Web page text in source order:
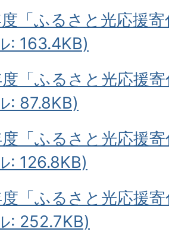
「ふるさと光応援
: 163.4KB)
「ふるさと光応援
: 87.8KB)
「ふるさと光応援
: 126.8KB)
「ふるさと光応援
: 252.7KB)